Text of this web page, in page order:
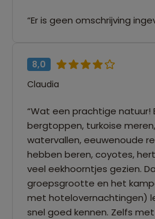
“Er is geen omschrijving
8,0
Claudia
“Wat een prachtige natuur!
bergtoppen, turkoise
watervallen, eeuwenoude
hebben beren, coyotes,
veel eekhoorntjes gezien.
groepsgrootte en het
met hotelovernachtingen)
snel goed kennen. Zelfs